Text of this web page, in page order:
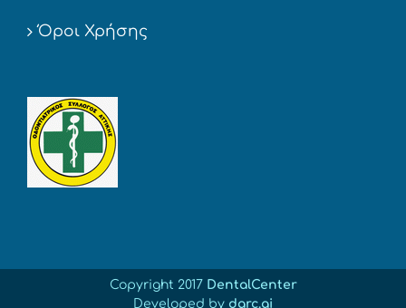
Όροι Χρήσης
Copyright 2017 DentalCenter
Developed by darc.ai